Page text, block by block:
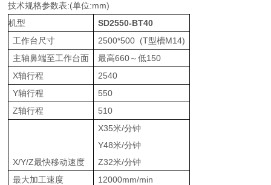
技术规格参数表:(单位:mm)
机型
SD2550-BT40
工作台尺寸
2500*500 (T型槽M14)
主轴鼻端至工作台面
最高660～低150
X轴行程
2540
Y轴行程
550
Z轴行程
510
X/Y/Z最快移动速度
X35米/分钟
Y48米/分钟
Z32米/分钟
最大加工速度
12000mm/min